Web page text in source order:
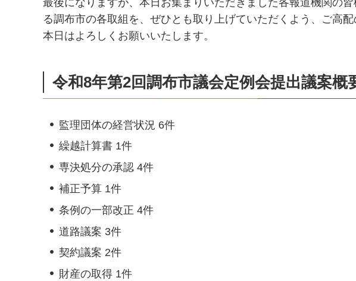
る調布市の各取組を、ぜひとも取り上げていただくよう、ご高
本日はよろしくお願いいたします。
令和8年第2回調布市議会定例会提出議案概
監理団体の経営状況 6件
繰越計算書 1件
専決処分の承認 4件
補正予算 1件
条例の一部改正 4件
道路議案 3件
契約議案 2件
財産の取得 1件